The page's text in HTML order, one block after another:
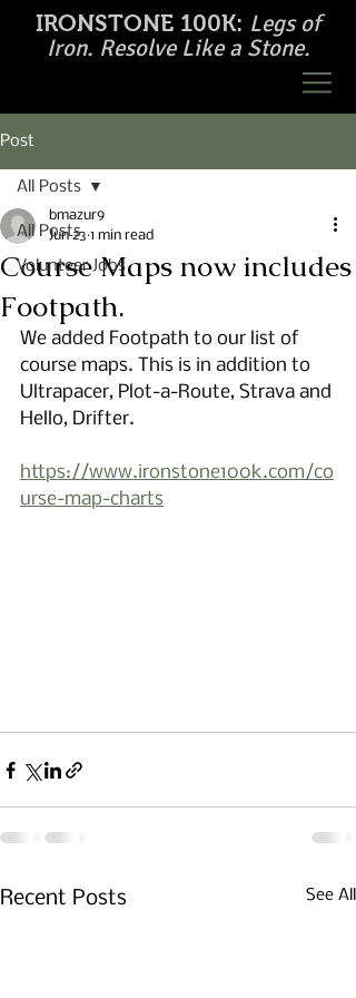
IRONSTONE 100K: Legs of
Iron. Resolve Like a Stone.
Post
All Posts
Volunteer Jobs
All Posts
Course Maps now includes
Footpath.
bmazur9
Jun 23 1 min read
We added Footpath to our list of
course maps. This is in addition to
Ultrapacer, Plot-a-Route, Strava and
Hello, Drifter.
https://www.ironstone100k.com/co
urse-map-charts
Recent Posts See All